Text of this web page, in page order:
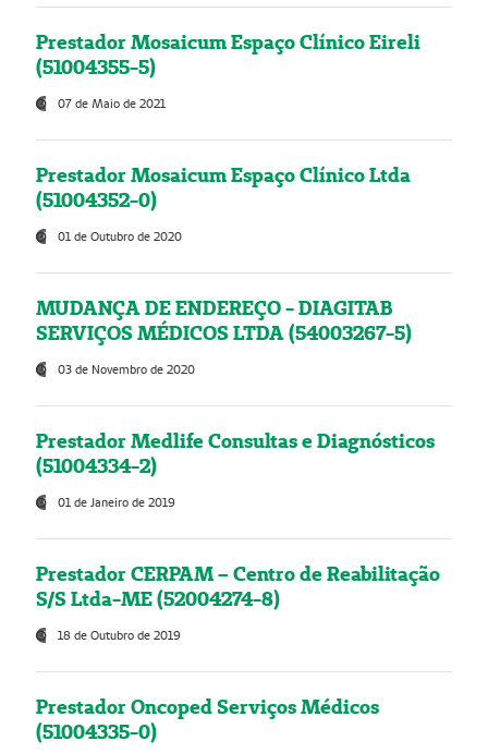
Prestador Mosaicum Espaço Clínico Eireli
(51004355-5)
07 de Maio de 2021
Prestador Mosaicum Espaço Clínico Ltda
(51004352-0)
01 de Outubro de 2020
MUDANÇA DE ENDEREÇO - DIAGITAB
SERVIÇOS MÉDICOS LTDA (54003267-5)
03 de Novembro de 2020
Prestador Medlife Consultas e Diagnósticos
(51004334-2)
01 de Janeiro de 2019
Prestador CERPAM – Centro de Reabilitação
S/S Ltda-ME (52004274-8)
18 de Outubro de 2019
Prestador Oncoped Serviços Médicos
(51004335-0)